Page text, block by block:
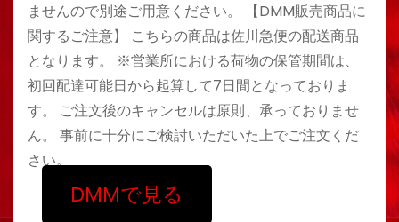
ませんので別途ご用意ください。 【DMM販売商品に
関するご注意】 こちらの商品は佐川急便の配送商品
となります。 ※営業所における荷物の保管期間は、
初回配達可能日から起算して7日間となっておりま
す。 ご注文後のキャンセルは原則、承っておりませ
ん。 事前に十分にご検討いただいた上でご注文くだ
さい。
DMMで見る